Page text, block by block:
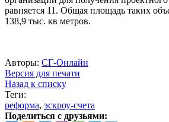
равняется 11. Общая площадь таких
138,9 тыс. кв метров.
Авторы: СГ-Онлайн
Версия для печати
Назад к списку
Теги:
реформа, эскроу-счета
Поделиться с друзьями: